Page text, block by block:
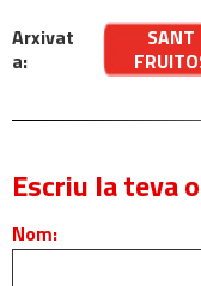
Arxivat
a:
SANT
Escriu la teva
Nom: